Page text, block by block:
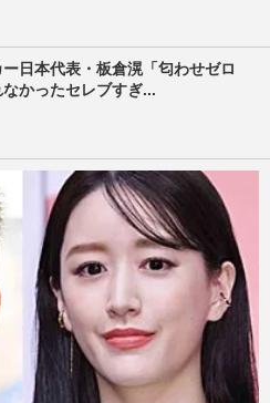
日本代表・板倉滉「匂わせゼロ
かったセレブすぎ...